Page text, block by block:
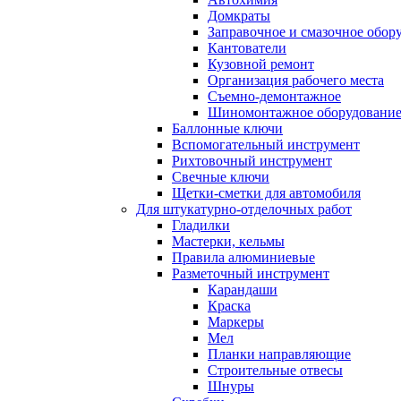
Домкраты
Заправочное и смазочное
Кантователи
Кузовной ремонт
Организация рабочего места
Съемно-демонтажное
Шиномонтажное оборудование
Баллонные ключи
Вспомогательный инструмент
Рихтовочный инструмент
Свечные ключи
Щетки-сметки для автомобиля
Для штукатурно-отделочных работ
Гладилки
Мастерки, кельмы
Правила алюминиевые
Разметочный инструмент
Карандаши
Краска
Маркеры
Мел
Планки направляющие
Строительные отвесы
Шнуры